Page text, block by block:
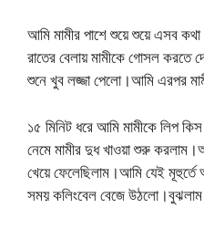
আমি মামীর পাশে শুয়ে শুয়ে এসব
রাতের বেলায় মামীকে গোসল করতে
শুনে খুব লজ্জা পেলো।আমি এরপর
১৫ মিনিট ধরে আমি মামীকে লিপ
নেমে মামীর দুধ খাওয়া শুরু
খেয়ে ফেলেছিলাম।আমি যেই
সময় কলিংবেল বেজে উঠলো।বুঝলাম